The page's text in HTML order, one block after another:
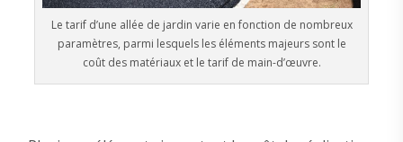
Le tarif d’une allée de jardin varie en fonction de nombreux
paramètres, parmi lesquels les éléments majeurs sont le
coût des matériaux et le tarif de main-d’œuvre.